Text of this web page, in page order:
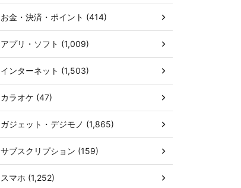
お金・決済・ポイント (414)
アプリ・ソフト (1,009)
インターネット (1,503)
カラオケ (47)
ガジェット・デジモノ (1,865)
サブスクリプション (159)
スマホ (1,252)